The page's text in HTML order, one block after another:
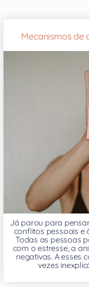
Mecanismos de
Já parou para
conflitos pessoais e
Todas as pessoas
com o estresse, a
negativas. A esses
vezes